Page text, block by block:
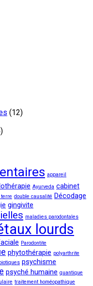
(12)
appareil
Ayurveda cabinet
double causalité Décodage
gingivite
maladies parodontales
lourds
Parodontite
phytothérapie polyarthrite
psychisme
psyché humaine quantique
traitement homéopathique